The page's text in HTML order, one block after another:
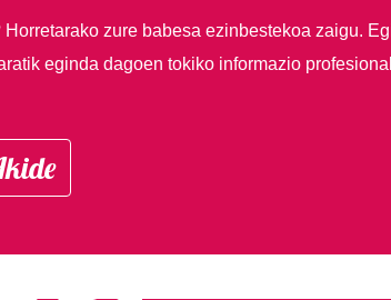
Horretarako zure babesa ezinbestekoa zaigu.
eginda dagoen tokiko informazio